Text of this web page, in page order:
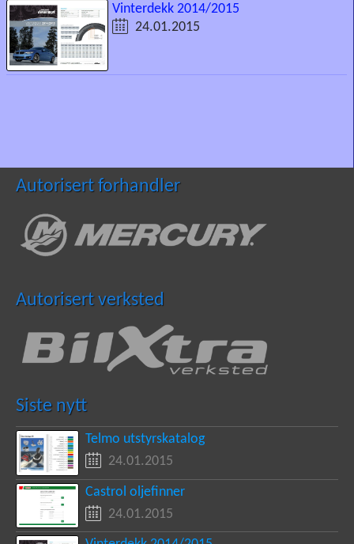
Vinterdekk 2014/2015
24.01.2015
Autorisert forhandler
Autorisert verksted
Siste nytt
Telmo utstyrskatalog
24.01.2015
Castrol oljefinner
24.01.2015